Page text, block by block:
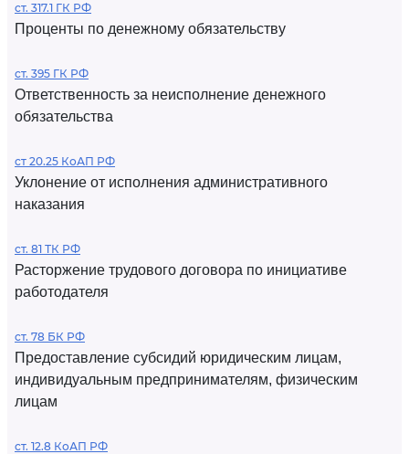
ст. 317.1 ГК РФ
Проценты по денежному обязательству
ст. 395 ГК РФ
Ответственность за неисполнение денежного
обязательства
ст 20.25 КоАП РФ
Уклонение от исполнения административного
наказания
ст. 81 ТК РФ
Расторжение трудового договора по инициативе
работодателя
ст. 78 БК РФ
Предоставление субсидий юридическим лицам,
индивидуальным предпринимателям, физическим
лицам
ст. 12.8 КоАП РФ